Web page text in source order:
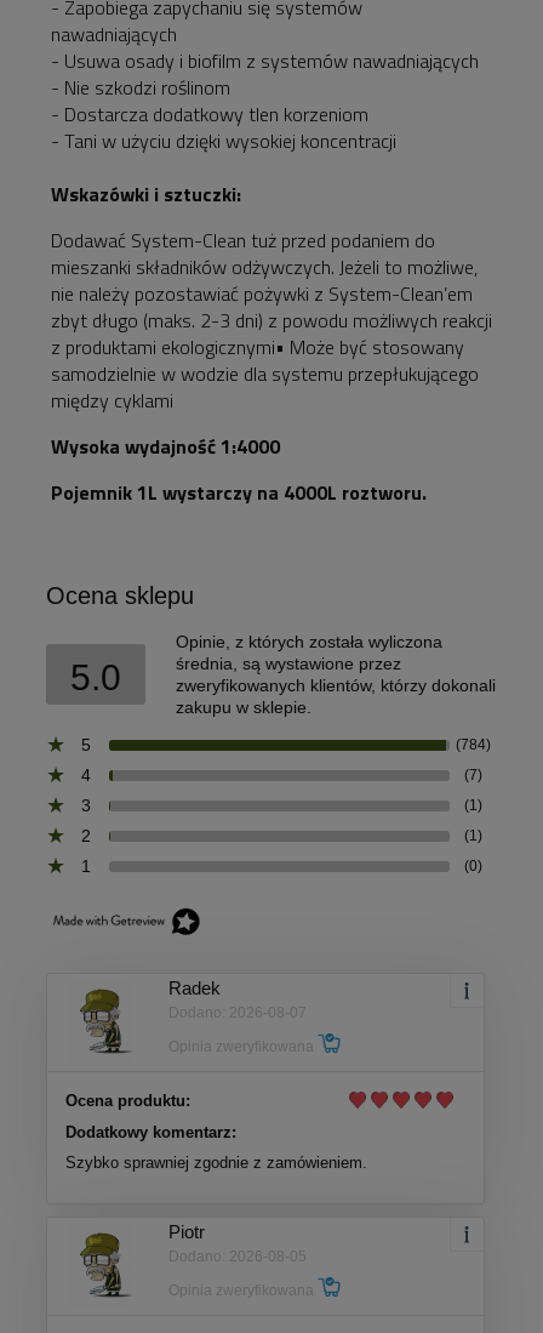
- Zapobiega zapychaniu się systemów
nawadniających
- Usuwa osady i biofilm z systemów nawadniających
- Nie szkodzi roślinom
- Dostarcza dodatkowy tlen korzeniom
- Tani w użyciu dzięki wysokiej koncentracji
Wskazówki i sztuczki:
Dodawać System-Clean tuż przed podaniem do
mieszanki składników odżywczych. Jeżeli to możliwe,
nie należy pozostawiać pożywki z System-Clean’em
zbyt długo (maks. 2-3 dni) z powodu możliwych reakcji
z produktami ekologicznymi• Może być stosowany
samodzielnie w wodzie dla systemu przepłukującego
między cyklami
Wysoka wydajność 1:4000
Pojemnik 1L wystarczy na 4000L roztworu.
Ocena sklepu
5.0
Opinie, z których została wyliczona
średnia, są wystawione przez
zweryfikowanych klientów, którzy dokonali
zakupu w sklepie.
5
(784)
4 (7)
3 (1)
2 (1)
1 (0)
Radek
Dodano: 2026-08-07
Opinia zweryfikowana
Ocena produktu:
Dodatkowy komentarz:
Szybko sprawniej zgodnie z zamówieniem.
Piotr
Dodano: 2026-08-05
Opinia zweryfikowana